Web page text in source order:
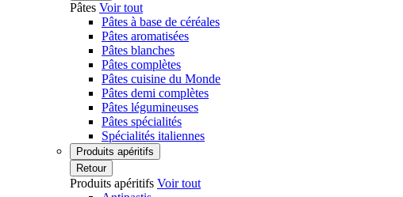
Pâtes Voir tout
Pâtes à base de céréales
Pâtes aromatisées
Pâtes blanches
Pâtes complètes
Pâtes cuisine du Monde
Pâtes demi complètes
Pâtes légumineuses
Pâtes spécialités
Spécialités italiennes
Produits apéritifs
Retour
Produits apéritifs Voir tout